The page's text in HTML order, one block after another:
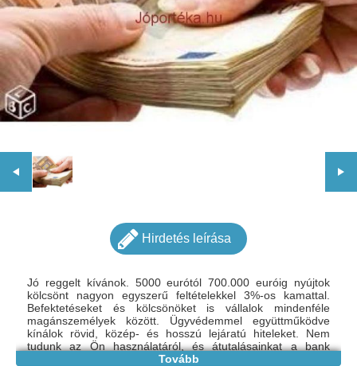
Hirdetés leírása
Jó reggelt kívánok. 5000 eurótól 700.000 euróig nyújtok
kölcsönt nagyon egyszerű feltételekkel 3%-os kamattal.
Befektetéseket és kölcsönöket is vállalok mindenféle
magánszemélyek között. Ügyvédemmel együttműködve
kínálok rövid, közép- és hosszú lejáratú hiteleket. Nem
tudunk az Ön használatáról, és átutalásainkat a bank
biztosítja a tranzakció biztosítása érdekében. Minden
Tovább